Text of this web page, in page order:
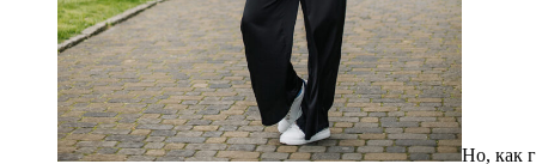
Но, как